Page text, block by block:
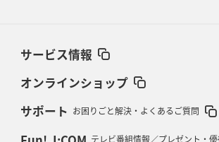
サービス情報
オンラインショップ
サポート お困りごと解決・よくあるご質問
テレビ番組情報／プレゼント・